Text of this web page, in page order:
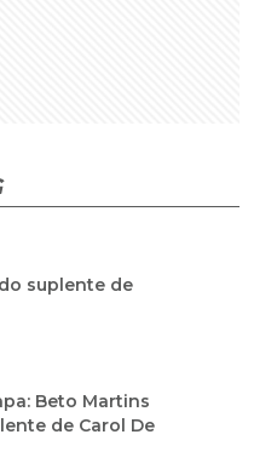
suplente de
Beto Martins
de Carol De